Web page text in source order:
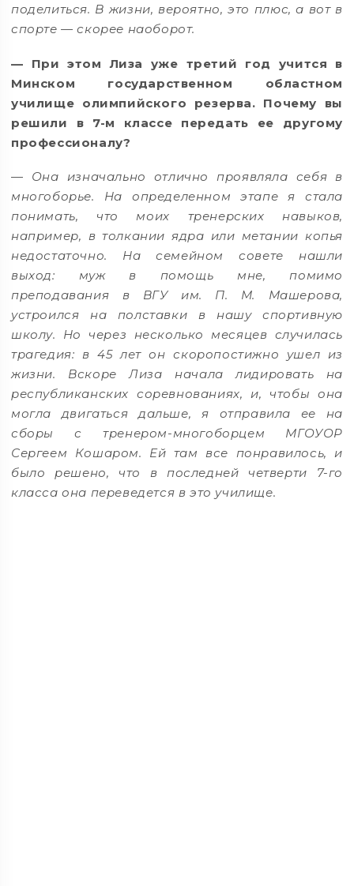
поделиться. В жизни, вероятно, это плюс, а вот в
спорте — скорее наоборот.
— При этом Лиза уже третий год учится в
Минском государственном областном
училище олимпийского резерва. Почему вы
решили в 7-м классе передать ее другому
профессионалу?
— Она изначально отлично проявляла себя в
многоборье. На определенном этапе я стала
понимать, что моих тренерских навыков,
например, в толкании ядра или метании копья
недостаточно. На семейном совете нашли
выход: муж в помощь мне, помимо
преподавания в ВГУ им. П. М. Машерова,
устроился на полставки в нашу спортивную
школу. Но через несколько месяцев случилась
трагедия: в 45 лет он скоропостижно ушел из
жизни. Вскоре Лиза начала лидировать на
республиканских соревнованиях, и, чтобы она
могла двигаться дальше, я отправила ее на
сборы с тренером-многоборцем МГОУОР
Сергеем Кошаром. Ей там все понравилось, и
было решено, что в последней четверти 7-го
класса она переведется в это училище.